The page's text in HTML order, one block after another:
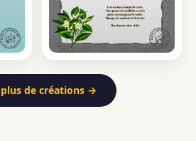
de créations →